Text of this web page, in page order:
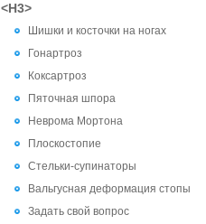
<H3>
Шишки и косточки на ногах
Гонартроз
Коксартроз
Пяточная шпора
Неврома Мортона
Плоскостопие
Стельки-супинаторы
Вальгусная деформация стопы
Задать свой вопрос